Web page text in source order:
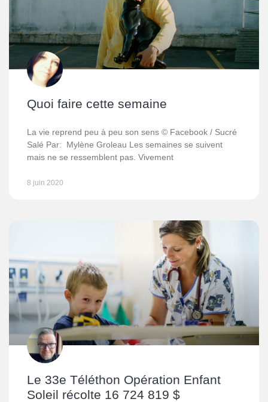
Quoi faire cette semaine
La vie reprend peu à peu son sens © Facebook / Sucré
Salé Par: Mylène Groleau Les semaines se suivent
mais ne se ressemblent pas. Vivement
8 juin 2020
Le 33e Téléthon Opération Enfant
Soleil récolte 16 724 819 $